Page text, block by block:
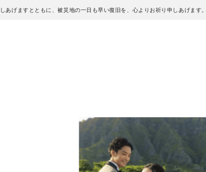
げますとともに、被災地の一日も早い復旧を、心よりお祈り申しあげます。